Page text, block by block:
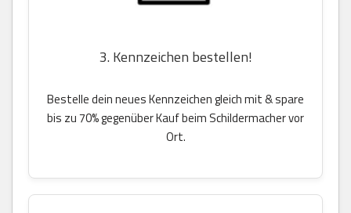
3. Kennzeichen bestellen!
Bestelle dein neues Kennzeichen gleich mit & spare
bis zu 70% gegenüber Kauf beim Schildermacher vor
Ort.